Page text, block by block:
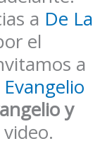
a De La
el
a
y